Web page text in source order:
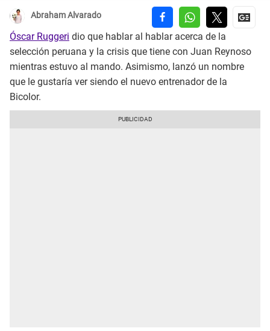
Abraham Alvarado
Óscar Ruggeri dio que hablar al hablar acerca de la
selección peruana y la crisis que tiene con Juan Reynoso
mientras estuvo al mando. Asimismo, lanzó un nombre
que le gustaría ver siendo el nuevo entrenador de la
Bicolor.